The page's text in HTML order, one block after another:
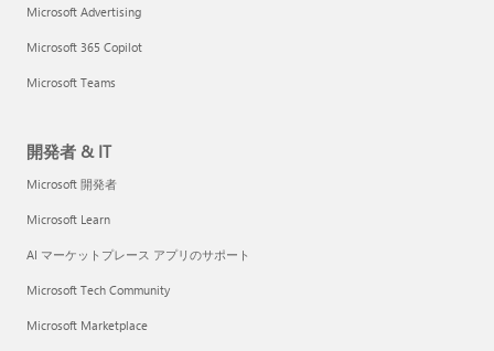
Microsoft Advertising
Microsoft 365 Copilot
Microsoft Teams
開発者 & IT
Microsoft 開発者
Microsoft Learn
AI マーケットプレース アプリのサポート
Microsoft Tech Community
Microsoft Marketplace